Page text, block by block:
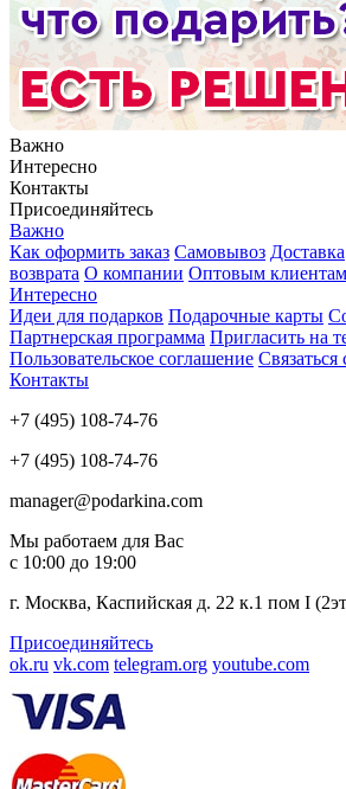
Важно
Интересно
Контакты
Присоединяйтесь
Важно
Как оформить заказ Самовывоз Доставка
возврата О компании Оптовым клиентам
Интересно
Идеи для подарков Подарочные карты
Партнерская программа Пригласить на
Пользовательское соглашение Связаться
Контакты
+7 (495) 108-74-76
+7 (495) 108-74-76
manager@podarkina.com
Мы работаем для Вас
с 10:00 до 19:00
г. Москва, Каспийская д. 22 к.1 пом I
Присоединяйтесь
ok.ru vk.com telegram.org youtube.com